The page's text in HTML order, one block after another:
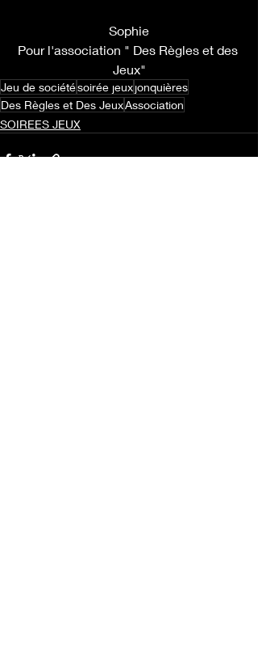
Sophie
Pour l'association " Des Règles et des
Jeux"
Jeu de sociétésoirée jeuxjonquières
Des Règles et Des JeuxAssociation
SOIREES JEUX